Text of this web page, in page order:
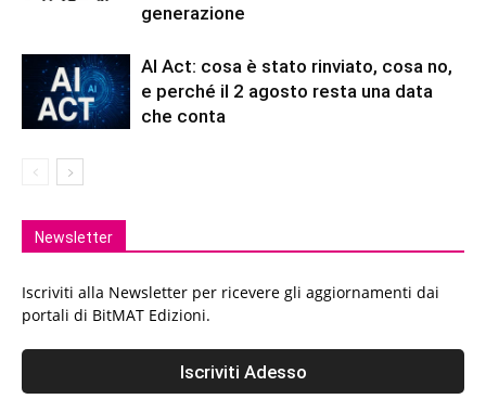
generazione
AI Act: cosa è stato rinviato, cosa no,
e perché il 2 agosto resta una data
che conta
Newsletter
Iscriviti alla Newsletter per ricevere gli aggiornamenti dai
portali di BitMAT Edizioni.